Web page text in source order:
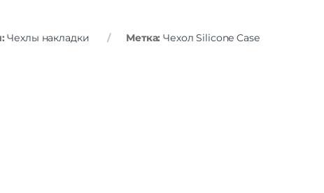
Чехлы накладки Метка:Чехол Silicone Case